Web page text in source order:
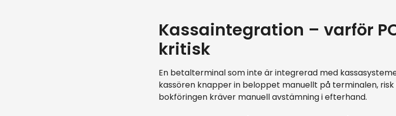
Kassaintegration – varför
kritisk
En betalterminal som inte är integrerad med
kassören knapper in beloppet manuellt på terminalen,
bokföringen kräver manuell avstämning i efterhand.